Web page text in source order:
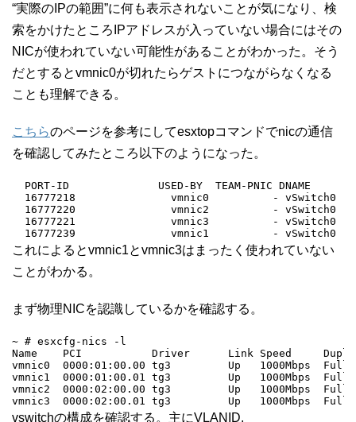
“実際のIPの範囲”に何も表示されないことが気になり、検
索をかけたところIPアドレスが入っていない場合にはその
NICが使われていない可能性があることがわかった。そう
だとするとvmnic0が切れたらゲストにつながらなくなる
ことも理解できる。
こちらのページを参考にしてesxtopコマンドでnicの通信
を確認してみたところ以下のようになった。
PORT-ID              USED-BY  TEAM-PNIC DNAME
16777218               vmnic0          - vSwitch0
16777220               vmnic2          - vSwitch0
16777221               vmnic3          - vSwitch0
16777239               vmnic1          - vSwitch0
これによるとvmnic1とvmnic3はまったく使われていない
ことがわかる。
まず物理NICを認識しているかを確認する。
~ # esxcfg-nics -l
Name    PCI           Driver      Link Speed
vmnic0  0000:01:00.00 tg3         Up   1000Mbps
vmnic1  0000:01:00.01 tg3         Up   1000Mbps
vmnic2  0000:02:00.00 tg3         Up   1000Mbps
vmnic3  0000:02:00.01 tg3         Up   1000Mbps
vswitchの構成を確認する。主にVLANID.